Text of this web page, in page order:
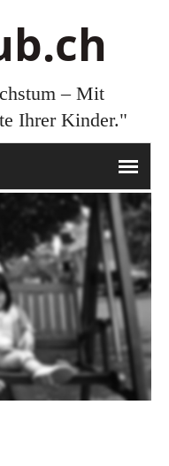
– Mit
Ihrer Kinder."